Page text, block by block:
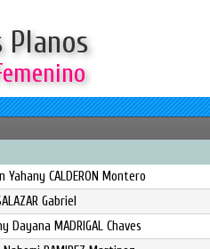
Yahany CALDERON Montero
Gabriel
Dayana MADRIGAL Chaves